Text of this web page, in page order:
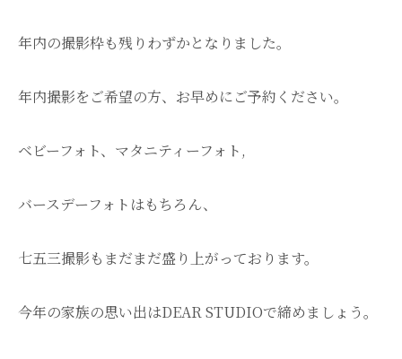
年内の撮影枠も残りわずかとなりました。
年内撮影をご希望の方、お早めにご予約ください。
ベビーフォト、マタニティーフォト,
バースデーフォトはもちろん、
七五三撮影もまだまだ盛り上がっております。
今年の家族の思い出はDEAR STUDIOで締めましょう。